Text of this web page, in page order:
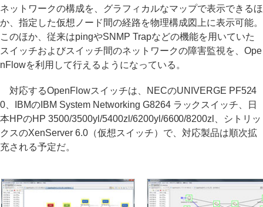
ネットワークの構成を、グラフィカルなマップで表示できるほ
か、指定した仮想ノード間の経路を物理構成図上に表示可能。
このほか、従来はpingやSNMP Trapなどの機能を用いていた
スイッチおよびスイッチ間のネットワークの障害監視を、Ope
nFlowを利用して行えるようになっている。
対応するOpenFlowスイッチは、NECのUNIVERGE PF524
0、IBMのIBM System Networking G8264 ラックスイッチ、日
本HPのHP 3500/3500yl/5400zl/6200yl/6600/8200zl、シトリッ
クスのXenServer 6.0（仮想スイッチ）で、対応製品は順次拡
充される予定だ。